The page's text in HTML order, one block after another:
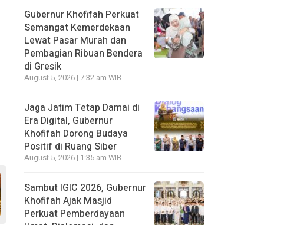
Gubernur Khofifah Perkuat
Semangat Kemerdekaan
Lewat Pasar Murah dan
Pembagian Ribuan Bendera
di Gresik
August 5, 2026 | 7:32 am WIB
Jaga Jatim Tetap Damai di
Era Digital, Gubernur
Khofifah Dorong Budaya
Positif di Ruang Siber
August 5, 2026 | 1:35 am WIB
Sambut IGIC 2026, Gubernur
Khofifah Ajak Masjid
Perkuat Pemberdayaan